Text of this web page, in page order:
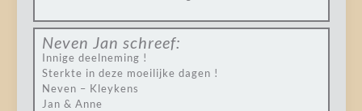
Neven Jan schreef:
Innige deelneming !
Sterkte in deze moeilijke dagen !
Neven – Kleykens
Jan & Anne